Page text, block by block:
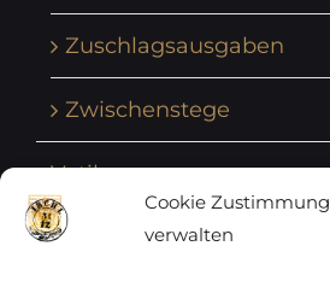
Cookie Zustimmung
verwalten
Zuschlagsausgaben
Zwischenstege
Vatikan
Vereinte Nationen